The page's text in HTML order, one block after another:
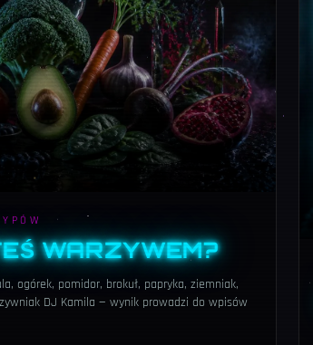
WARZYWEM?
ogórek, pomidor, brokuł, papryka, ziemniak,
DJ Kamila — wynik prowadzi do wpisów